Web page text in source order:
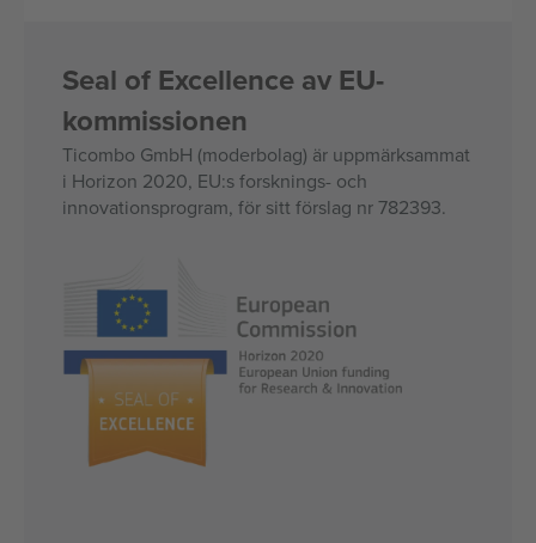
Seal of Excellence av EU-
kommissionen
Ticombo GmbH (moderbolag) är uppmärksammat
i Horizon 2020, EU:s forsknings- och
innovationsprogram, för sitt förslag nr 782393.